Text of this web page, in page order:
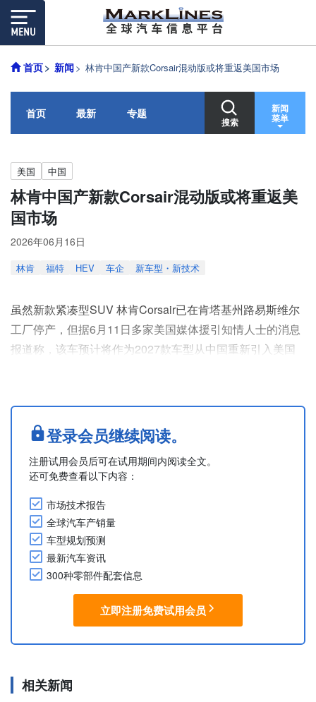
首页 新闻 林肯中国产新款Corsair混动版或将重返美国市场
首页 最新 专题
搜索
新闻
菜单
美国 中国
林肯中国产新款Corsair混动版或将重返美
国市场
2026年06月16日
林肯 福特 HEV 车企 新车型・新技术
虽然新款紧凑型SUV 林肯Corsair已在肯塔基州路易斯维尔
工厂停产，但据6月11日多家美国媒体援引知情人士的消息
报道称，该车预计将作为2027款车型从中国重新引入美国
现款2026款车型所提供的Premiere和Reserve两个版本配
置。该车标配全驱系统，动力总成仅提供混动版本，采用与
中型SUV Nautilus相同的电动化2.0L涡轮增压动力总成。
在美国停....
登录会员继续阅读。
注册试用会员后可在试用期间内阅读全文。
还可免费查看以下内容：
市场技术报告
全球汽车产销量
车型规划预测
最新汽车资讯
300种零部件配套信息
立即注册免费试用会员
相关新闻